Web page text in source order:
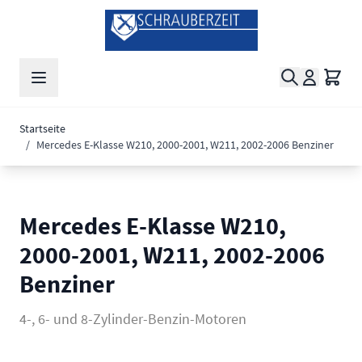
Zum Inhalt springen
Suche
Startseite
/ Mercedes E-Klasse W210, 2000-2001, W211, 2002-2006 Benziner
Mercedes E-Klasse W210,
2000-2001, W211, 2002-2006
Benziner
4-, 6- und 8-Zylinder-Benzin-Motoren